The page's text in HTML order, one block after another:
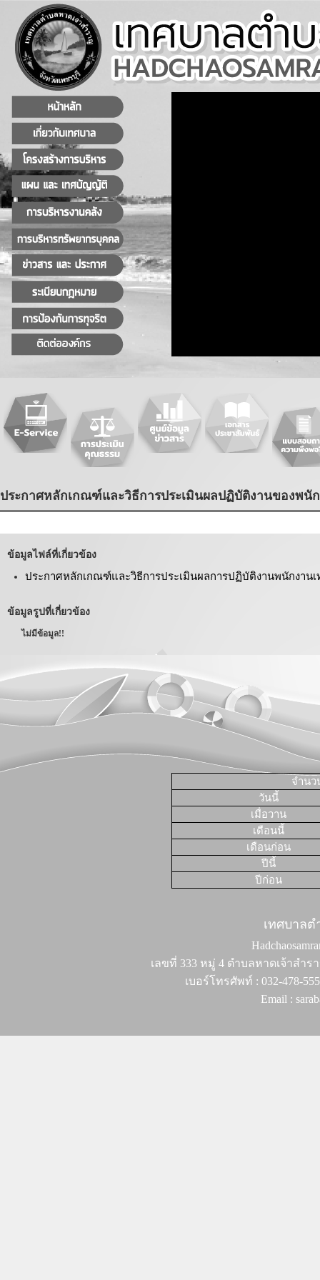
ประกาศหลักเกณฑ์และวิธีการประเมินผลปฏิบัติงานของพนั
ข้อมูลไฟล์ที่เกี่ยวข้อง
ประกาศหลักเกณฑ์และวิธีการประเมินผลการปฏิบัติงานพนักงาน
ข้อมูลรูปที่เกี่ยวข้อง
ไม่มีข้อมูล!!
จำนว
วันนี้
เมื่อวาน
เดือนนี้
เดือนก่อน
ปีนี้
ปีก่อน
เทศบาล
เลขที่ 333 หมู่ 4 ตำบลหาดเจ้าสำร
เบอร์โทรศัพท์ : 032-478-
Email :